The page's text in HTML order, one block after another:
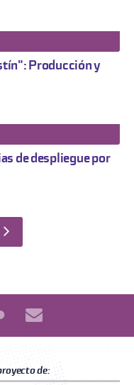
Producción y
de despliegue por
de: